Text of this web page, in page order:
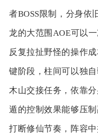
者BOSS限制，分身依
龙的大范围AOE可以
反复拉扯野怪的操作
键阶段，柱间可以独
木山交接任务，依靠
遁的控制效果能够压
打断修仙节奏，阵容